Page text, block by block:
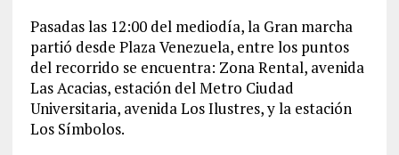
Pasadas las 12:00 del mediodía, la Gran marcha
partió desde Plaza Venezuela, entre los puntos
del recorrido se encuentra: Zona Rental, avenida
Las Acacias, estación del Metro Ciudad
Universitaria, avenida Los Ilustres, y la estación
Los Símbolos.